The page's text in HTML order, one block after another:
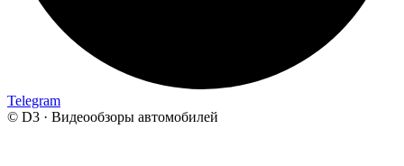
Telegram
© D3 · Видеообзоры автомобилей